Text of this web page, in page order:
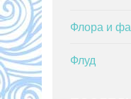
Флора и
Флуд